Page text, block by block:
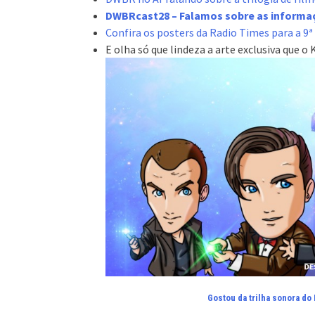
DWBRcast28 – Falamos sobre as
Confira os posters da Radio Times para a
E olha só que lindeza a arte exclusiva que o
Gostou da trilha sonora do